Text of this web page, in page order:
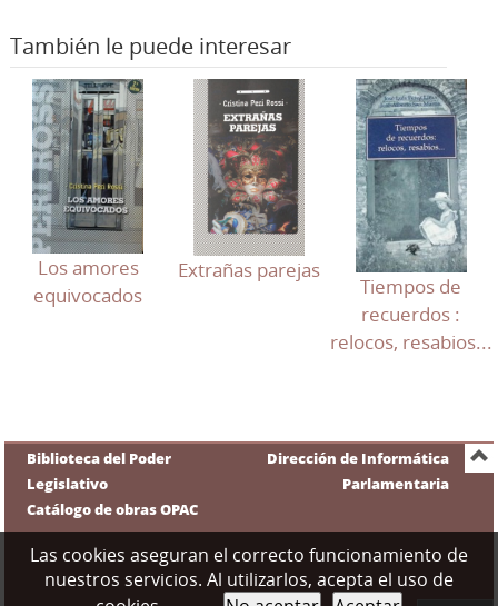
También le puede interesar
Los amores
equivocados
Extrañas parejas
Tiempos de
recuerdos :
relocos, resabios...
Biblioteca del Poder
Legislativo
Catálogo de obras OPAC
Dirección de Informática
Parlamentaria
Las cookies aseguran el correcto funcionamiento de
nuestros servicios. Al utilizarlos, acepta el uso de